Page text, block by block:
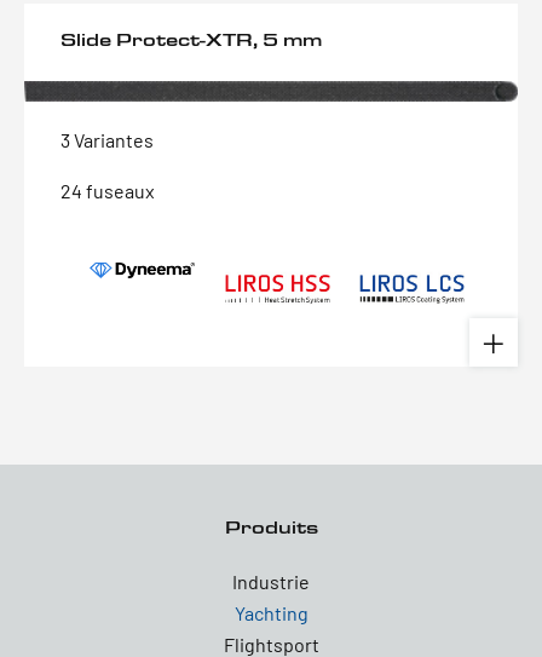
Slide Protect-XTR, 5 mm
3 Variantes
24 fuseaux
Produits
Industrie
Yachting
Flightsport